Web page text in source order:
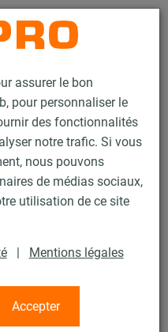
assurer le bon
pour personnaliser le
des fonctionnalités
notre trafic. Si vous
nous pouvons
de médias sociaux,
utilisation de ce site
| Mentions légales
Accepter
Contact
de gaines
Collier SPIRO Type C
Type C
Typ C DÄMMGULAST®